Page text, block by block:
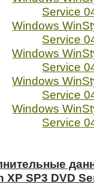
XP SP3 DVD